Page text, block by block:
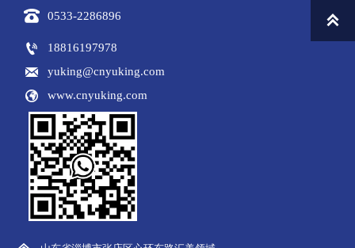
 0533-2286896
 18816197978
 yuking@cnyuking.com
 www.cnyuking.com
